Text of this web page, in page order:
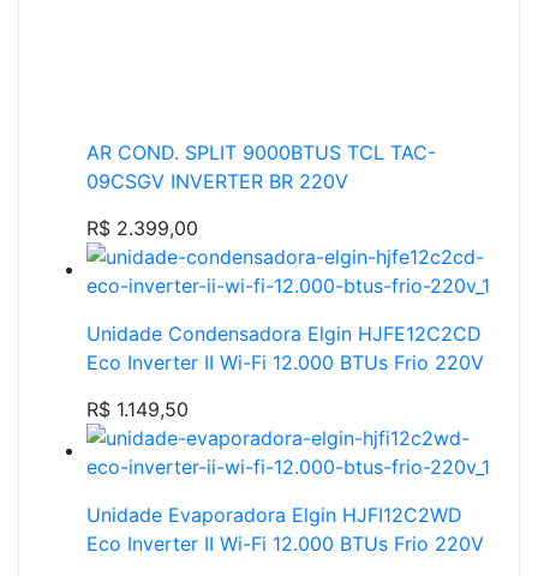
AR COND. SPLIT 9000BTUS TCL TAC-
09CSGV INVERTER BR 220V
R$ 2.399,00
Unidade Condensadora Elgin HJFE12C2CD
Eco Inverter II Wi-Fi 12.000 BTUs Frio 220V
R$ 1.149,50
Unidade Evaporadora Elgin HJFI12C2WD
Eco Inverter II Wi-Fi 12.000 BTUs Frio 220V